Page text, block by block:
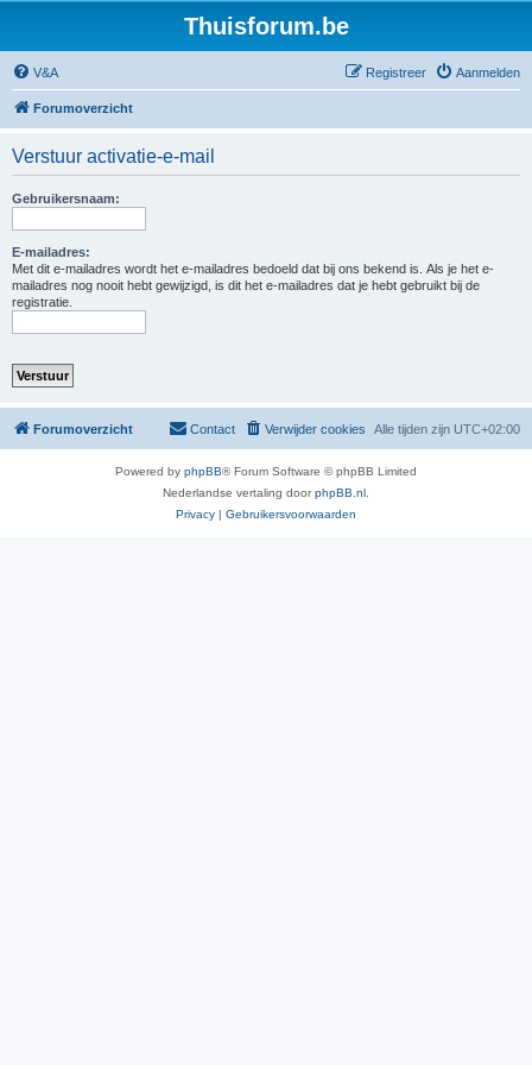
Thuisforum.be
V&A Aanmelden
Registreer
Forumoverzicht
Verstuur activatie-e-mail
Gebruikersnaam:
E-mailadres:
Met dit e-mailadres wordt het e-mailadres bedoeld dat bij ons bekend is. Als je het e-
mailadres nog nooit hebt gewijzigd, is dit het e-mailadres dat je hebt gebruikt bij de
registratie.
Forumoverzicht Alle tijden zijn UTC+02:00
Verwijder cookies
Contact
Powered by phpBB® Forum Software © phpBB Limited
Nederlandse vertaling doorphpBB.nl
Privacy | Gebruikersvoorwaarden